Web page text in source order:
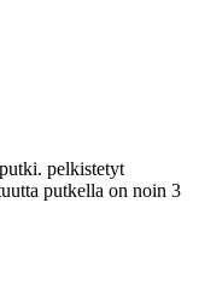
pelkistetyt
putkella on noin 3